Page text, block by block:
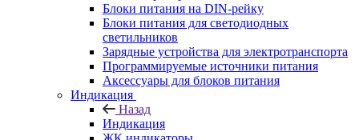
Блоки питания на DIN-рейку
Блоки питания для светодиодных
светильников
Зарядные устройства для электротранспорта
Программируемые источники питания
Аксессуары для блоков питания
Индикация
Назад
Индикация